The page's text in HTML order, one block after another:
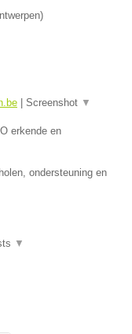
)
Screenshot ▼
erkende en
ondersteuning en
▼